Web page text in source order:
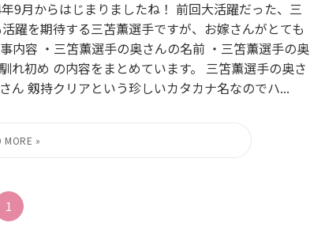
9月からはじまりましたね！ 前回大活躍だった、三
を期待する三苫薫選手ですが、お嫁さんがとても
内容 ・三笘薫選手の奥さんの名前 ・三笘薫選手の奥
れ初め の内容をまとめています。 三笘薫選手の奥さ
ん 剱持クリアという珍しいカタカナ名なのでハ...
1